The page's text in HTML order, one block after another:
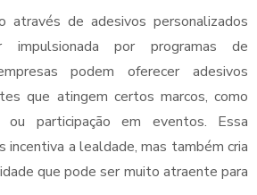
através de adesivos personalizados
por programas de
podem oferecer adesivos
que atingem certos marcos, como
ou participação em eventos. Essa
incentiva a lealdade, mas também cria
que pode ser muito atraente para